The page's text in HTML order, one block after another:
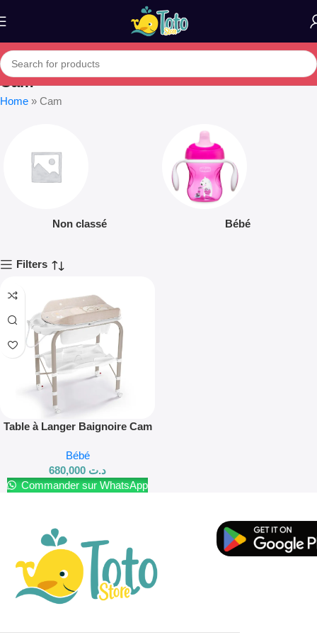
Cam
Home » Cam
Non classé Bébé
Filters
Table à Langer Baignoire Cam
Bébé
د.ت
Commander sur WhatsApp